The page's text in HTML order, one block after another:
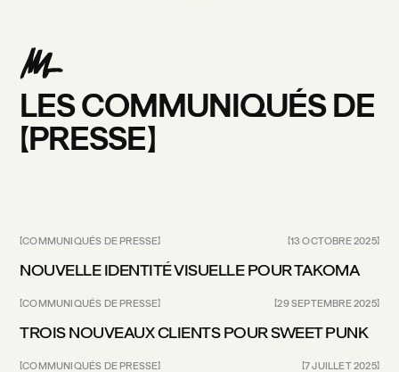
LESCOMMUNIQUÉS DE
PRESSE
COMMUNIQUÉS DE PRESSE 13 OCTOBRE 2025
NOUVELLE IDENTITÉ VISUELLE POUR TAKOMA
COMMUNIQUÉS DE PRESSE 29 SEPTEMBRE 2025
TROIS NOUVEAUX CLIENTS POUR SWEET PUNK
COMMUNIQUÉS DE PRESSE 7 JUILLET 2025